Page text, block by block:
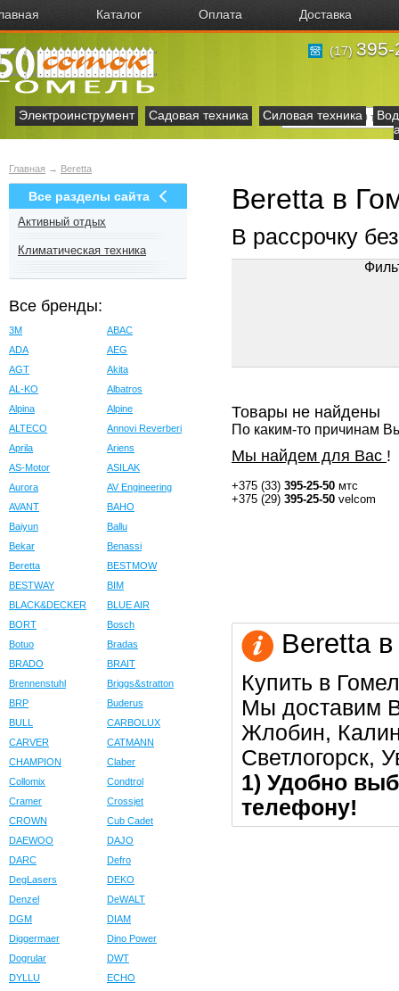
Каталог Оплата Доставка
(17) 395-
Электроинструмент Садовая техника Силовая техника
Главная → Beretta
Все разделы сайта
Активный отдых
Климатическая техника
Все бренды:
3M
ABAC
ADA
AEG
AGT
Akita
AL-KO
Albatros
Alpina
Alpine
ALTECO
Annovi Reverberi
Aprila
Ariens
AS-Motor
ASILAK
Aurora
AV Engineering
AVANT
BAHO
Baiyun
Ballu
Bekar
Benassi
Beretta
BESTMOW
BESTWAY
BIM
BLACK&DECKER
BLUE AIR
BORT
Bosch
Botuo
Bradas
BRADO
BRAIT
Brennenstuhl
Briggs&stratton
BRP
Buderus
BULL
CARBOLUX
CARVER
CATMANN
CHAMPION
Claber
Collomix
Condtrol
Cramer
Crossjet
CROWN
Cub Cadet
DAEWOO
DAJO
DARC
Defro
DegLasers
DEKO
Denzel
DeWALT
DGM
DIAM
Diggermaer
Dino Power
Dogrular
DWT
DYLLU
ECHO
Beretta в
В рассрочку
Товары не найдены
По каким-то причинам
Мы найдем для Вас !
+375 (33) 395-25-50 мтс
+375 (29) 395-25-50 velcom
Beretta
Купить в
Мы доставим
Жлобин,
Светлогорск,
1) Удобно
телефону!